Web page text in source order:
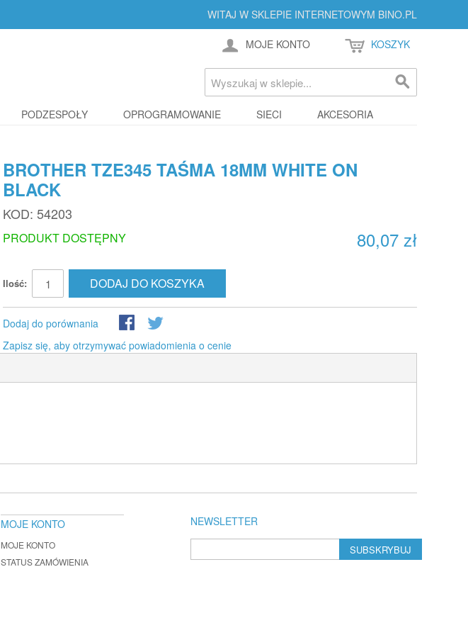
WITAJ W SKLEPIE INTERNETOWYM BINO.PL
MOJE KONTO KOSZYK
PODZESPOŁY OPROGRAMOWANIE SIECI AKCESORIA
BROTHER TZE345 TAŚMA 18MM WHITE ON
BLACK
KOD: 54203
80,07 zł
PRODUKT DOSTĘPNY
Ilość: DODAJ DO KOSZYKA
Dodaj do porównania
Zapisz się, aby otrzymywać powiadomienia o cenie
NEWSLETTER
SUBSKRYBUJ
MOJE KONTO
MOJE KONTO
STATUS ZAMÓWIENIA